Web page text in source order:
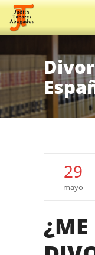
29
mayo
¿ME